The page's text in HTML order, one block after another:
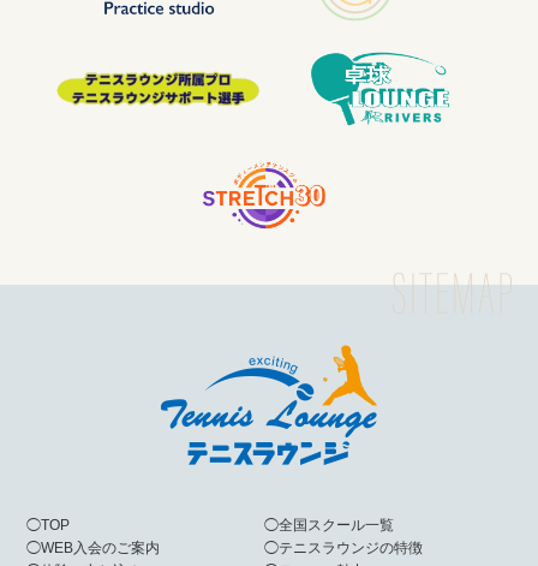
◯TOP
◯WEB入会のご案内
◯全国スクール一覧
◯テニスラウンジの特徴